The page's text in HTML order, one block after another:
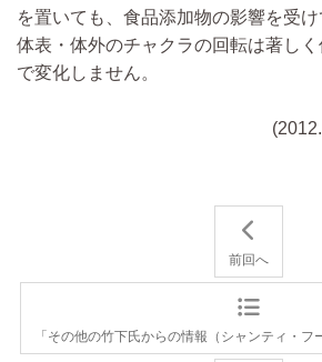
を置いても、食品添加物の影響を受け
体表・体外のチャクラの回転は著し
で変化しません。
前回へ
「その他の竹下氏からの情報（シャンティ・フ